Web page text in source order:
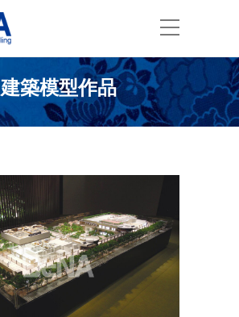
建築模型作品